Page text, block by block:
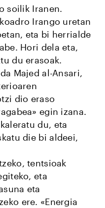
soilik Iranen.
Irango uretan
eta bi herrialde
Hori dela eta,
du erasoak.
Majed al-Ansari,
dio eraso
egin izana.
du, eta
die bi aldeei,
tentsioak
eta
eta
ere. «Energia